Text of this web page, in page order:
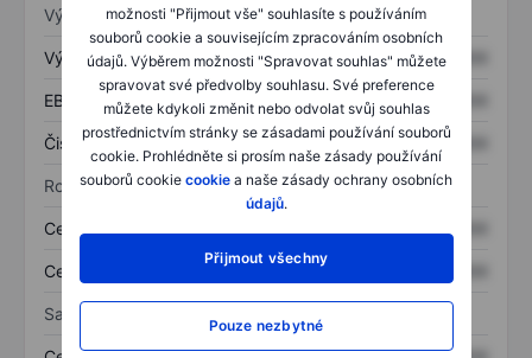
možnosti "Přijmout vše" souhlasíte s používáním
souborů cookie a souvisejícím zpracováním osobních
údajů. Výběrem možnosti "Spravovat souhlas" můžete
spravovat své předvolby souhlasu. Své preference
můžete kdykoli změnit nebo odvolat svůj souhlas
prostřednictvím stránky se zásadami používání souborů
cookie. Prohlédněte si prosím naše zásady používání
souborů cookie cookie a naše zásady ochrany osobních
údajů.
Přijmout všechny
Pouze nezbytné
Výkaz zisku a ztráty
Výnos XXXXXXX XXXXXXX
EBITDA XXXXXXX XXXXXXX
Čistý příjem XXXXXXX XXXXXXX
Rozvaha
Celková aktiva
Celkový dluh XXXXXXX
Sazby